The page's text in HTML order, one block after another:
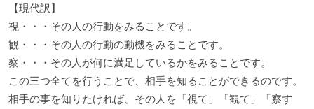
【現代訳】
視・・・その人の行動をみることです。
観・・・その人の行動の動機をみることです。
察・・・その人が何に満足しているかをみることです。
この三つ全てを行うことで、相手を知ることができるのです。
相手の事を知りたければ、その人を「視て」「観て」「察す